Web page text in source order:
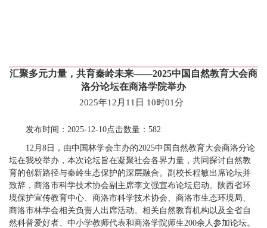
汇聚多元力量，共育秦岭未来——2025中国自然教育大会商
洛分论坛在商洛学院举办
2025年12月11日 10时01分
发布时间：2025-12-10点击数量：582
12月8日，由中国林学会主办的2025中国自然教育大会商洛分论
坛在我校举办，本次论坛旨在凝聚社会各界力量，共同探讨自然教
育的创新路径与秦岭生态保护的深层融合。副校长程敏出席论坛并
致辞，商洛市科学技术协会副主席李文强宣布论坛启动。陕西省环
境保护宣传教育中心、商洛市科学技术协会、商洛市生态环境局、
商洛市林学会相关负责人出席活动。相关自然教育机构以及全省自
然科普爱好者、中小学教师代表和商洛学院师生200余人参加论坛。